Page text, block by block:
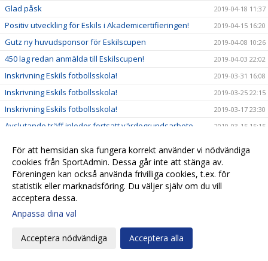
Glad påsk 2019-04-18 11:37
Positiv utveckling för Eskils i Akademicertifieringen! 2019-04-15 16:20
Gutz ny huvudsponsor för Eskilscupen 2019-04-08 10:26
450 lag redan anmälda till Eskilscupen! 2019-04-03 22:02
Inskrivning Eskils fotbollsskola! 2019-03-31 16:08
Inskrivning Eskils fotbollsskola! 2019-03-25 22:15
Inskrivning Eskils fotbollsskola! 2019-03-17 23:30
Avslutande träff inleder fortsatt värdegrundsarbete 2019-03-15 15:15
Trafik & Fritid viktig samarbetspartner för Eskils 2019-03-07 14:15
”Känns rätt att Elite Hotels stöttar Eskilsminne IF" 2019-03-06 16:03
Håkan Skoog tillbaka i moderklubben!
Anmälningarna strömmar in till Eskilscupen
Ungdomsledarna gav High Five en push framåt
Market Insight värdefull samarbetspartner
För att hemsidan ska fungera korrekt använder vi nödvändiga
cookies från SportAdmin. Dessa går inte att stänga av.
Föreningen kan också använda frivilliga cookies, t.ex. för
statistik eller marknadsföring. Du väljer själv om du vill
acceptera dessa.
Anpassa dina val
Acceptera nödvändiga Acceptera alla